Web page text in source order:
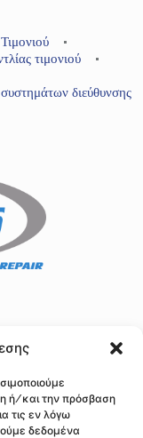
ή/και την πρόσβαση
τις εν λόγω
δεδομένα
τιμονιού
διεύθυνσης